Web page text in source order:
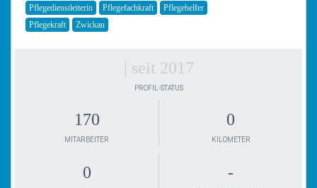
Pflegedienstleiterin
Pflegefachkraft
Pflegehelfer
Pflegekraft
Zwickau
| seit 2017
PROFIL-STATUS
170
MITARBEITER
0
KILOMETER
0 -